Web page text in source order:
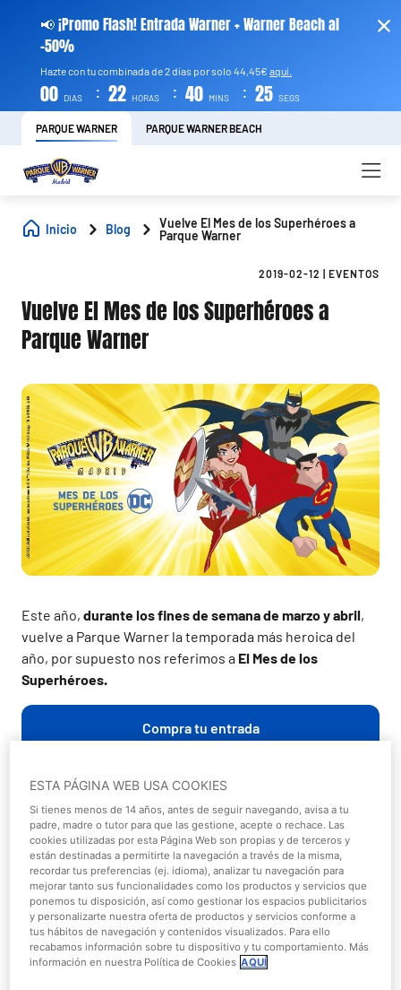
📢 ¡Promo Flash! Entrada Warner + Warner Beach al
-50%
Hazte con tu combinada de 2 días por solo 44,45€ aquí.
00 DIAS : 22 HORAS : 40 MINS : 24 SEGS
PARQUE WARNER PARQUE WARNER BEACH
Inicio Blog
Vuelve El Mes de los Superhéroes a
Parque Warner
2019-02-12 EVENTOS
Vuelve El Mes de los Superhéroes a
Parque Warner
Este año, durante los fines de semana de marzo y abril,
vuelve a Parque Warner la temporada más heroica del
año, por supuesto nos referimos a El Mes de los
Superhéroes.
Compra tu entrada
Parque Warner es el lugar perfecto donde encontrar a los
superhéroes más conocidos del universo DC Comics al
adentrarse en el área DC Super Heroes World.
ESTA PÁGINA WEB USA COOKIES
Si tienes menos de 14 años, antes de seguir navegando, avisa a tu
padre, madre o tutor para que las gestione, acepte o rechace. Las
cookies utilizadas por esta Página Web son propias y de terceros y
están destinadas a permitirte la navegación a través de la misma,
recordar tus preferencias (ej. idioma), analizar tu navegación para
mejorar tanto sus funcionalidades como los productos y servicios que
ponemos tu disposición, así como gestionar los espacios publicitarios
y personalizarte nuestra oferta de productos y servicios conforme a
tus hábitos de navegación y contenidos visualizados. Para ello
recabamos información sobre tu dispositivo y tu comportamiento. Más
información en nuestra Política de Cookies AQUÍ